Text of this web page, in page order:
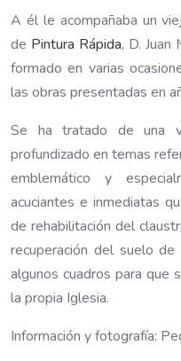
A él le acompañaba un
de Pintura Rápida, D.
formado en varias
las obras presentadas en
Se ha tratado de una
profundizado en temas
emblemático y
acuciantes e inmediatas
de rehabilitación del
recuperación del suelo
algunos cuadros para que
la propia Iglesia.
Información y fotografía: